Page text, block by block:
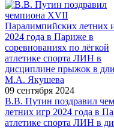
09 сентября 2024
В.В. Путин поздравил
летних игр 2024 года в
атлетике спорта ЛИН в